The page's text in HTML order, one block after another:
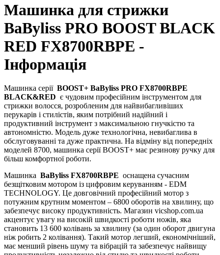
Машинка для стрижки
BaByliss PRO BOOST BLACK
RED FX8700RBPE -
Інформація
Машинка серії BOOST+ BaByliss PRO FX8700RBPE
BLACK&RED є чудовим професійним інструментом для
стрижки волосся, розробленим для найвибагливіших
перукарів і стилістів, яким потрібний надійний і
продуктивний інструмент з максимальною гнучкістю та
автономністю. Модель дуже технологічна, невибаглива в
обслуговуванні та дуже практична. На відміну від попередніх
моделей 8700, машинка серії BOOST+ має резинову ручку для
більш комфортної роботи.
Машинка BaByliss FX8700RBPE оснащена сучасним
безщітковим мотором із цифровим керуванням - EDM
TECHNOLOGY. Це довговічний професійний мотор з
потужним крутним моментом – 6800 оборотів на хвилину, що
забезпечує високу продуктивність. Магазин vicshop.com.ua
акцентує увагу на високій швидкості роботи ножів, яка
становить 13 600 колівань за хвилину (за один оборот двигуна
ніж робить 2 колівання). Такий мотор легший, економічніший,
має менший рівень шуму та вібрацій та забезпечує найвищу